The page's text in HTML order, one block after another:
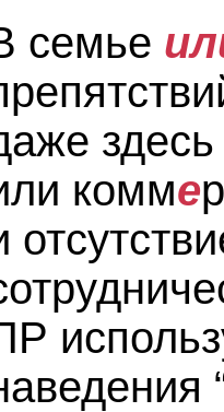
семье
комме